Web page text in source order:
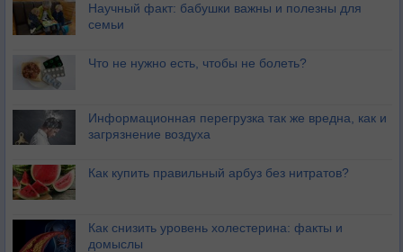
Научный факт: бабушки важны и полезны для
семьи
Что не нужно есть, чтобы не болеть?
Информационная перегрузка так же вредна, как и
загрязнение воздуха
Как купить правильный арбуз без нитратов?
Как снизить уровень холестерина: факты и
домыслы